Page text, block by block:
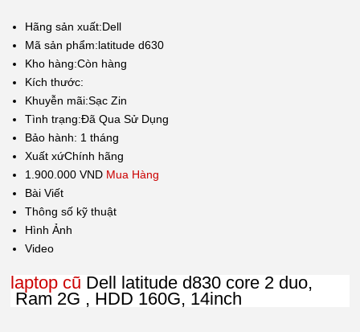
Hãng sản xuất:Dell
Mã sản phẩm:latitude d630
Kho hàng:Còn hàng
Kích thước:
Khuyễn mãi:Sạc Zin
Tình trạng:Đã Qua Sử Dụng
Bảo hành: 1 tháng
Xuất xứChính hãng
1.900.000 VND Mua Hàng
Bài Viết
Thông số kỹ thuật
Hình Ảnh
Video
laptop cũ Dell latitude d830 core 2 duo,
Ram 2G , HDD 160G, 14inch